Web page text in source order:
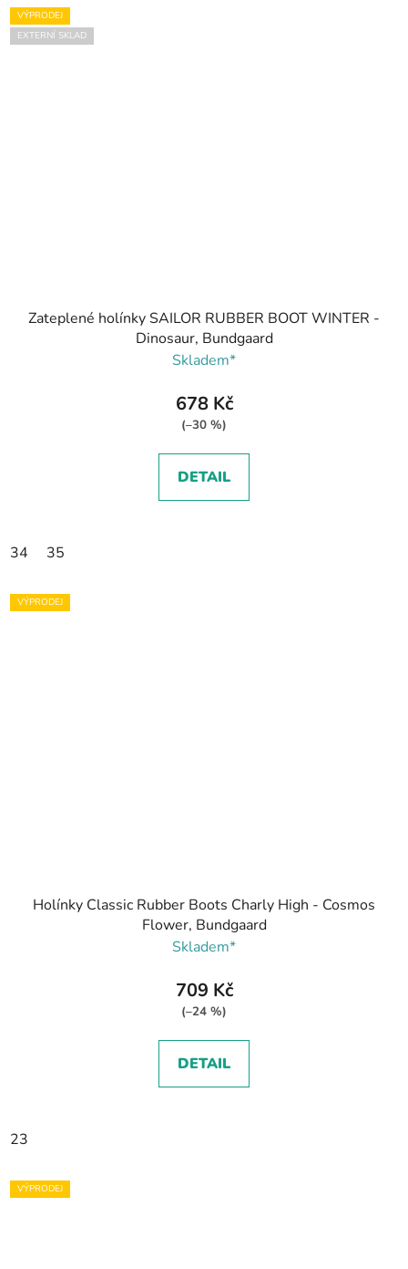
VÝPRODEJ
EXTERNÍ SKLAD
Zateplené holínky SAILOR RUBBER BOOT WINTER -
Dinosaur, Bundgaard
Skladem*
678 Kč
(–30 %)
DETAIL
34 35
VÝPRODEJ
Holínky Classic Rubber Boots Charly High - Cosmos
Flower, Bundgaard
Skladem*
709 Kč
(–24 %)
DETAIL
23
VÝPRODEJ